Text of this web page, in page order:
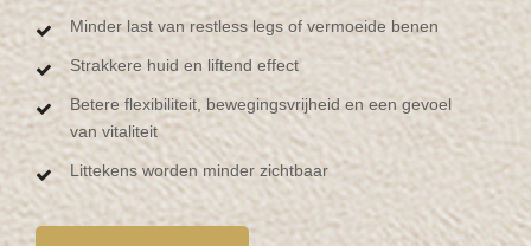
Minder last van restless legs of vermoeide benen
Strakkere huid en liftend effect
Betere flexibiliteit, bewegingsvrijheid en een gevoel
van vitaliteit
Littekens worden minder zichtbaar